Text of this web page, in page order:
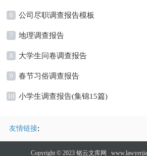
6 公司尽职调查报告模板
7 地理调查报告
8 大学生问卷调查报告
9 春节习俗调查报告
10 小学生调查报告(集锦15篇)
友情链接:
Copyright © 2023 铭云文库网